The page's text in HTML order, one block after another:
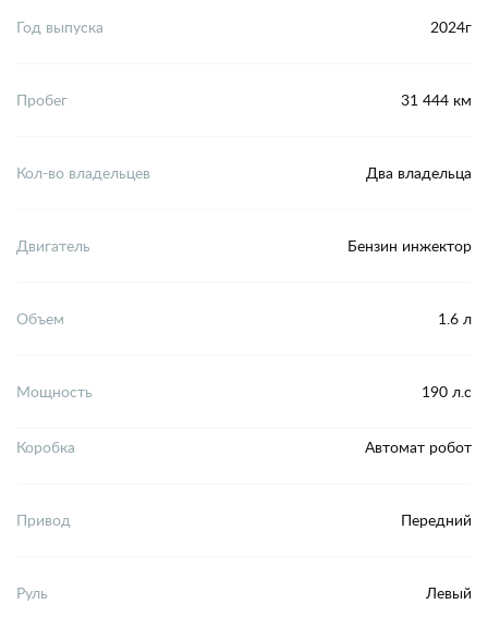
Год выпуска 2024г
Пробег 31 444 км
Кол-во владельцев Два владельца
Двигатель Бензин инжектор
Объем 1.6 л
Мощность 190 л.с
Коробка Автомат робот
Привод Передний
Руль Левый